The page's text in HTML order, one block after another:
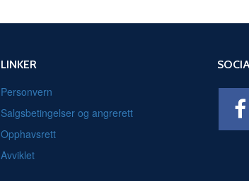
LINKER
Personvern
Salgsbetingelser og angrerett
Opphavsrett
Avviklet